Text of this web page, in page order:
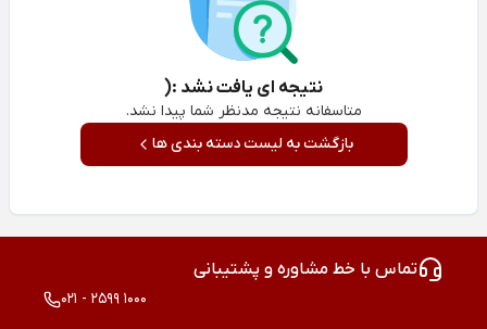
نتیجه ای یافت نشد :(
متاسفانه نتیجه مدنظر شما پیدا نشد.
بازگشت به لیست دسته بندی ها
تماس با خط مشاوره و پشتیبانی
021 - 2599 1000